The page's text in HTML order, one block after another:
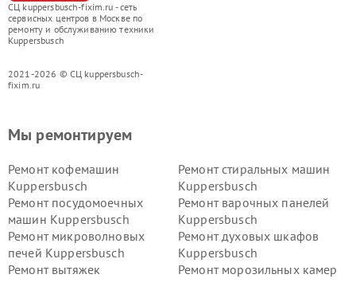
СЦ kuppersbusch-fixim.ru - сеть
сервисных центров в Москве по
ремонту и обслуживанию техники
Kuppersbusch
2021-2026 © СЦ kuppersbusch-
fixim.ru
Мы ремонтируем
Ремонт кофемашин
Kuppersbusch
Ремонт стиральных машин
Kuppersbusch
Ремонт посудомоечных
машин Kuppersbusch
Ремонт варочных панелей
Kuppersbusch
Ремонт микроволновых
печей Kuppersbusch
Ремонт духовых шкафов
Kuppersbusch
Ремонт вытяжек
Ремонт морозильных камер